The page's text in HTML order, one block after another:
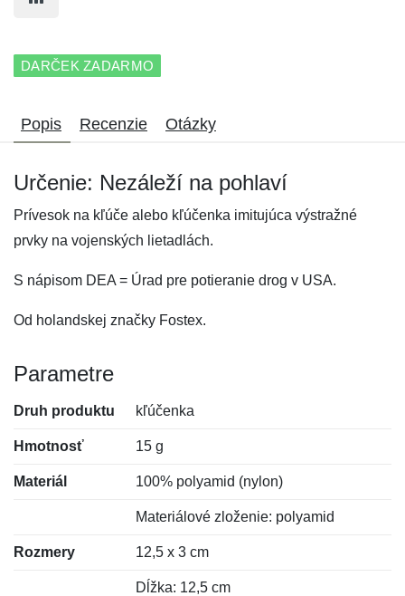
DARČEK ZADARMO
Popis Recenzie Otázky
Určenie: Nezáleží na pohlaví
Prívesok na kľúče alebo kľúčenka imitujúca výstražné
prvky na vojenských lietadlách.
S nápisom DEA = Úrad pre potieranie drog v USA.
Od holandskej značky Fostex.
Parametre
Druh produktu kľúčenka
Hmotnosť 15 g
Materiál 100% polyamid (nylon)
Materiálové zloženie: polyamid
Rozmery 12,5 x 3 cm
Dĺžka: 12,5 cm